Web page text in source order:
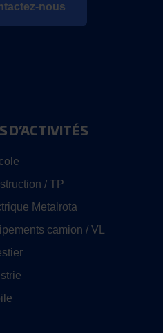
nous
D’ACTIVITÉS
/ TP
Metalrota
camion / VL